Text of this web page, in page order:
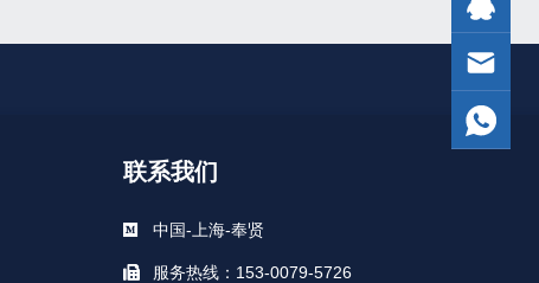
联系我们
中国-上海-奉贤
服务热线：153-0079-5726